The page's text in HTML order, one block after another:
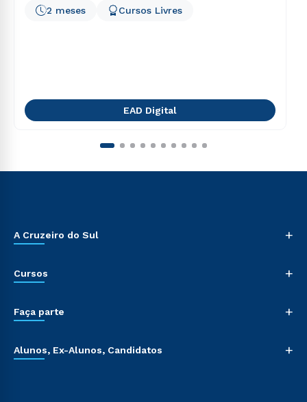
2 meses Cursos Livres
EAD Digital
A Cruzeiro do Sul +
Cursos +
Faça parte +
Alunos, Ex-Alunos, Candidatos +